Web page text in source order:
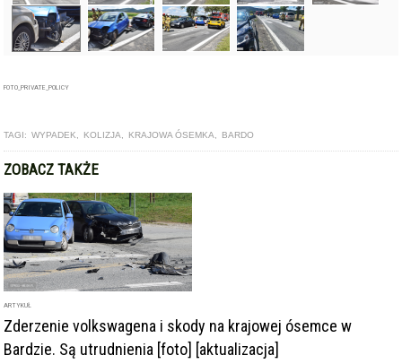
FOTO_PRIVATE_POLICY
TAGI: WYPADEK KOLIZJA KRAJOWA ÓSEMKA BARDO
ZOBACZ TAKŻE
ARTYKUŁ
Zderzenie volkswagena i skody na krajowej ósemce w
Bardzie. Są utrudnienia [foto] [aktualizacja]